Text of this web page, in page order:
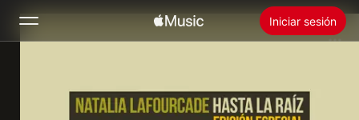
Iniciar sesión